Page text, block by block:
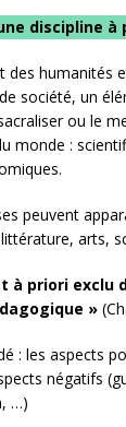
discipline à
des humanités
société, un
ou le
monde :
peuvent
arts,
à priori exclu
»
: les aspects
négatifs
…)